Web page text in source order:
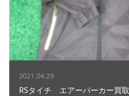
2021.04.29
RSタイチ エアーパーカー買取